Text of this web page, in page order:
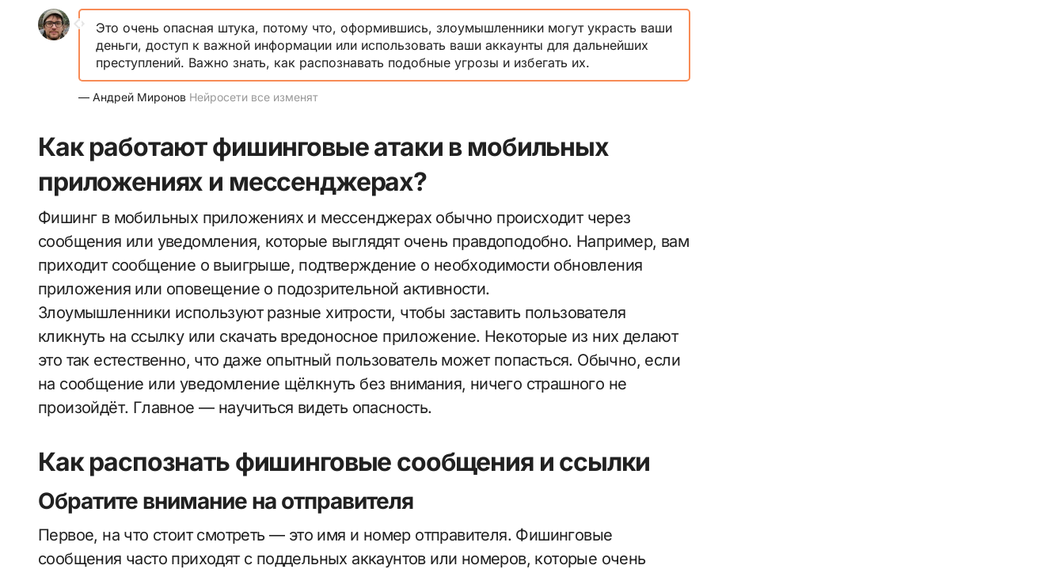
Это очень опасная штука, потому что, оформившись, злоумышленники могут украсть ваши
деньги, доступ к важной информации или использовать ваши аккаунты для дальнейших
преступлений. Важно знать, как распознавать подобные угрозы и избегать их.
— Андрей Миронов Нейросети все изменят
Как работают фишинговые атаки в мобильных
приложениях и мессенджерах?
Фишинг в мобильных приложениях и мессенджерах обычно происходит через
сообщения или уведомления, которые выглядят очень правдоподобно. Например, вам
приходит сообщение о выигрыше, подтверждение о необходимости обновления
приложения или оповещение о подозрительной активности.
Злоумышленники используют разные хитрости, чтобы заставить пользователя
кликнуть на ссылку или скачать вредоносное приложение. Некоторые из них делают
это так естественно, что даже опытный пользователь может попасться. Обычно, если
на сообщение или уведомление щёлкнуть без внимания, ничего страшного не
произойдёт. Главное — научиться видеть опасность.
Как распознать фишинговые сообщения и ссылки
Обратите внимание на отправителя
Первое, на что стоит смотреть — это имя и номер отправителя. Фишинговые
сообщения часто приходят с поддельных аккаунтов или номеров, которые очень